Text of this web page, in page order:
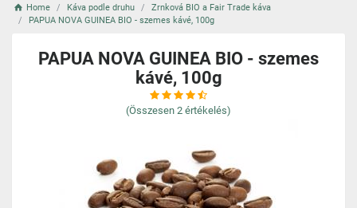
Home Káva podle druhu
Zrnková BIO a Fair Trade káva
PAPUA NOVA GUINEA BIO - szemes kávé, 100g
PAPUA NOVA GUINEA BIO - szemes
kávé, 100g
(Összesen 2 értékelés)